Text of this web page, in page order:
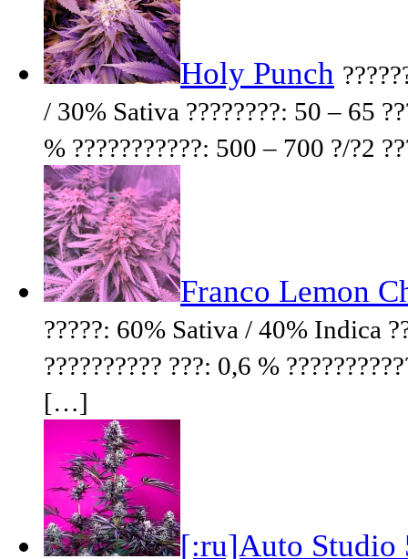
Holy Punch
/ 30% Sativa ????????: 50 – 65
% ???????????: 500 – 700 ?/?2
Franco Lemon
?????: 60% Sativa / 40% Indica
?????????? ???: 0,6 %
[…]
[:ru]Auto Studio